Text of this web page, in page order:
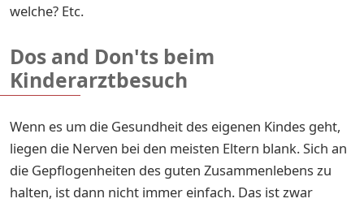
welche? Etc.
Dos and Don'ts beim
Kinderarztbesuch
Wenn es um die Gesundheit des eigenen Kindes geht,
liegen die Nerven bei den meisten Eltern blank. Sich an
die Gepflogenheiten des guten Zusammenlebens zu
halten, ist dann nicht immer einfach. Das ist zwar